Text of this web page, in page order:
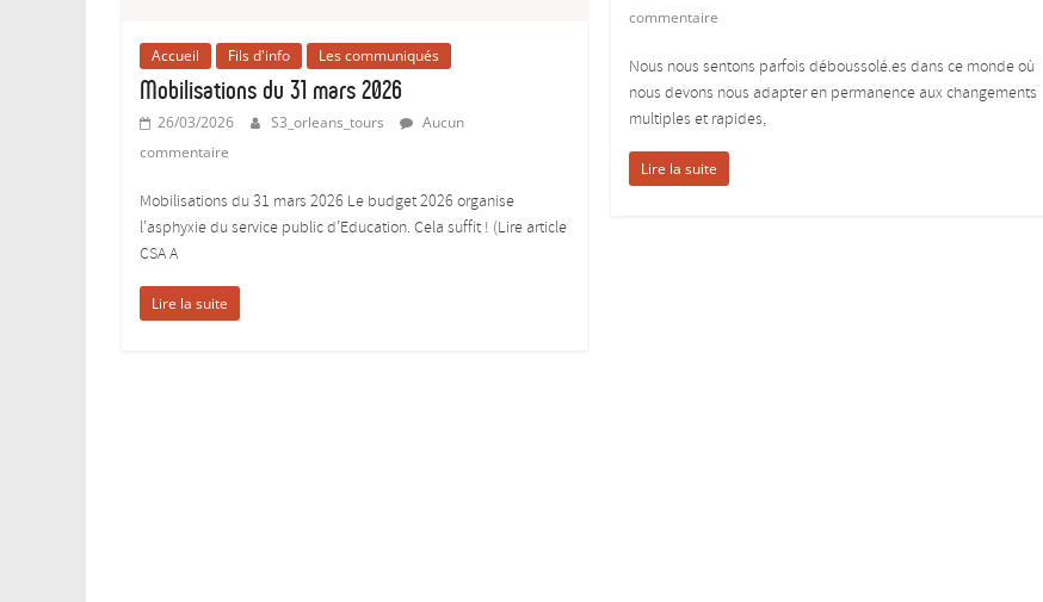
Accueil Fils d'info Les communiqués
Mobilisations du 31 mars 2026
26/03/2026 S3_orleans_tours
Aucun
commentaire
Mobilisations du 31 mars 2026 Le budget 2026 organise
l’asphyxie du service public d’Education. Cela suffit ! (Lire article
CSA A
Lire la suite
commentaire
Nous nous sentons parfois déboussolé.es dans ce monde où
nous devons nous adapter en permanence aux changements
multiples et rapides,
Lire la suite